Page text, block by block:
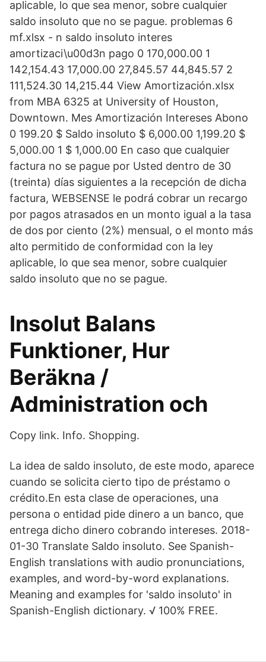
aplicable, lo que sea menor, sobre cualquier
saldo insoluto que no se pague. problemas 6
mf.xlsx - n saldo insoluto interes
amortizaci\u00d3n pago 0 170,000.00 1
142,154.43 17,000.00 27,845.57 44,845.57 2
111,524.30 14,215.44 View Amortización.xlsx
from MBA 6325 at University of Houston,
Downtown. Mes Amortización Intereses Abono
0 199.20 $ Saldo insoluto $ 6,000.00 1,199.20 $
5,000.00 1 $ 1,000.00 En caso que cualquier
factura no se pague por Usted dentro de 30
(treinta) días siguientes a la recepción de dicha
factura, WEBSENSE le podrá cobrar un recargo
por pagos atrasados en un monto igual a la tasa
de dos por ciento (2%) mensual, o el monto más
alto permitido de conformidad con la ley
aplicable, lo que sea menor, sobre cualquier
saldo insoluto que no se pague.
Insolut Balans
Funktioner, Hur
Beräkna /
Administration och
Copy link. Info. Shopping.
La idea de saldo insoluto, de este modo, aparece
cuando se solicita cierto tipo de préstamo o
crédito.En esta clase de operaciones, una
persona o entidad pide dinero a un banco, que
entrega dicho dinero cobrando intereses. 2018-
01-30 Translate Saldo insoluto. See Spanish-
English translations with audio pronunciations,
examples, and word-by-word explanations.
Meaning and examples for 'saldo insoluto' in
Spanish-English dictionary. √ 100% FREE.